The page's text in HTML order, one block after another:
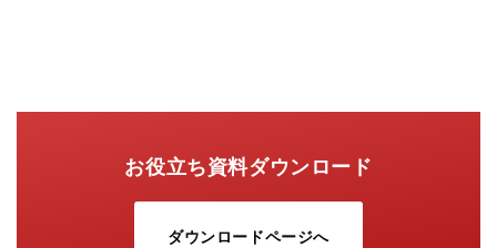
お役立ち資料ダウンロード
ダウンロードページへ